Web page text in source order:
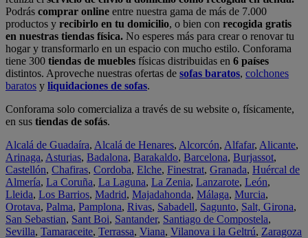
Podrás comprar online entre nuestra gama de más de 7.000
productos y recibirlo en tu domicilio, o bien con recogida gratis
en nuestras tiendas física. No esperes más para crear o renovar tu
hogar y transformarlo en un espacio con mucho estilo. Conforama
tiene 300 tiendas de muebles físicas distribuidas en 6 países
distintos. Aproveche nuestras ofertas de sofas baratos, colchones
baratos y liquidaciones de sofas.
Conforama solo comercializa a través de su website o, físicamente,
en sus tiendas de sofás.
Alcalá de Guadaíra, Alcalá de Henares, Alcorcón, Alfafar, Alicante,
Arinaga, Asturias, Badalona, Barakaldo, Barcelona, Burjassot,
Castellón, Chafiras, Cordoba, Elche, Finestrat, Granada, Huércal de
Almería, La Coruña, La Laguna, La Zenia, Lanzarote, León,
Lleida, Los Barrios, Madrid, Majadahonda, Málaga, Murcia,
Orotava, Palma, Pamplona, Rivas, Sabadell, Sagunto, Salt, Girona,
San Sebastian, Sant Boi, Santander, Santiago de Compostela,
Sevilla, Tamaraceite, Terrassa, Viana, Vilanova i la Geltrú, Zaragoza